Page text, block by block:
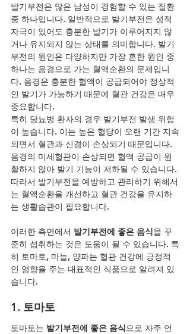
발기부전은 많은 남성이 경험할 수 있는 질환
중 하나입니다. 일반적으로 발기부전은 성적
자극이 있어도 충분한 발기가 이루어지지 않
거나 유지되지 않는 상태를 의미합니다. 발기
부전의 원인은 다양하지만 가장 흔한 원인 중
하나는 음경으로 가는 혈액순환의 문제입니
다. 음경은 충분한 혈액이 공급되어야 정상적
인 발기가 가능하기 때문에 혈관 건강은 매우
중요합니다.
특히 당뇨병 환자의 경우 발기부전 발생 위험
이 높습니다. 이는 높은 혈당이 오랜 기간 지속
되면서 혈관과 신경이 손상되기 때문입니다.
음경의 미세혈관이 손상되면 혈액 공급이 원
활하지 않아 발기 기능이 저하될 수 있습니다.
따라서 발기부전을 예방하고 관리하기 위해서
는 혈액순환을 개선하고 혈관 건강을 유지하
는 생활습관이 필요합니다.
이러한 측면에서 발기부전에 좋은 음식을 꾸
준히 섭취하는 것은 도움이 될 수 있습니다. 특
히 토마토, 마늘, 양파는 혈관 건강에 긍정적
인 영향을 주는 대표적인 식품으로 알려져 있
습니다.
1. 토마토
토마토는 발기부전에 좋은 음식으로 자주 언